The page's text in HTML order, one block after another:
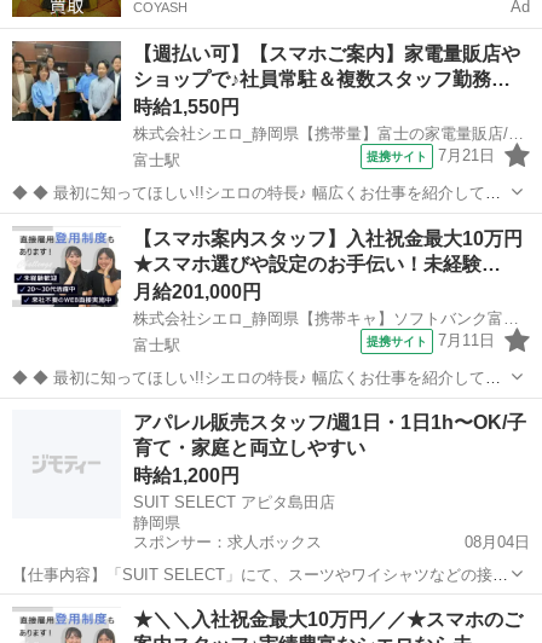
COYASH Ad
【週払い可】【スマホご案内】家電量販店や
ショップで♪社員常駐＆複数スタッフ勤務…
時給1,550円
株式会社シエロ_静岡県【携帯量】富士の家電量販店/AF5
富士駅
提携サイト 7月21日
◆ ◆ 最初に知ってほしい!!シエロの特長♪ 幅広くお仕事を紹介してい
る当社！ 専任のコーディネーターがあなたの希望をしっかりお伺いし
て、お仕事探しに丁寧に向き合います！ ＼＼うれしい高収入×週払い♪
／／ 高収入でしっ...
静岡 携帯ショップ
【スマホ案内スタッフ】入社祝金最大10万円
★スマホ選びや設定のお手伝い！未経験…
月給201,000円
富士駅
提携サイト 7月11日
◆ ◆ 最初に知ってほしい!!シエロの特長♪ 幅広くお仕事を紹介してい
る当社！ 専任のコーディネーターがあなたの希望をしっかりお伺いし
て?お仕事探しに丁寧に向き合います！ ＼＼うれしい高収入×週払い♪
／／ 高収入でしっ...
富士駅 携帯ショップ
アパレル販売スタッフ/週1日・1日1h〜OK/子
育て・家庭と両立しやすい
時給1,200円
SUIT SELECT アピタ島田店
静岡県
スポンサー：求人ボックス
08月04日
【仕事内容】「SUIT SELECT」にて、スーツやワイシャツなどの接
客・販売業務全般をお任せします。 ただ商品を売るのではなく、お客
様の人生の大切なイベント(入学式、結婚式、卒園式など)に寄り添い、
アルバイト・パート
★＼＼入社祝金最大10万円／／★スマホのご